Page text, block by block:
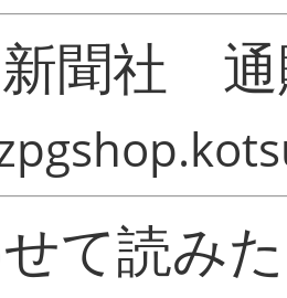
新聞社
て読み